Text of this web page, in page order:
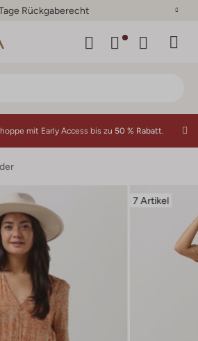
Rückgaberecht
mit Early Access bis zu 50 % Rabatt.
7 Artikel